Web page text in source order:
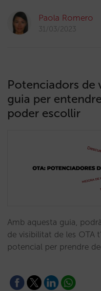
Paola Romero
31/03/2023
Potenciadors de
guia per
poder escollir
Amb aquesta guia,
de visibilitat de les OTA
potencial per prendre